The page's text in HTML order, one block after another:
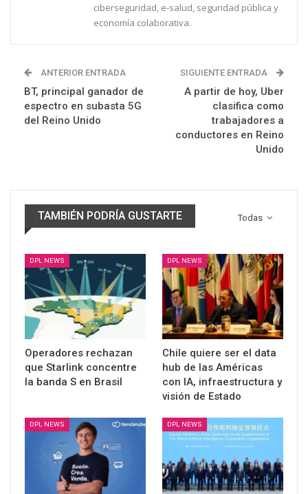
ciberseguridad, e-salud, seguridad pública y
economía colaborativa.
ANTERIOR ENTRADA
BT, principal ganador de
espectro en subasta 5G
del Reino Unido
SIGUIENTE ENTRADA
A partir de hoy, Uber
clasifica como
trabajadores a
conductores en Reino
Unido
Todas
TAMBIÉN PODRÍA GUSTARTE
DPL NEWS
Operadores rechazan
que Starlink concentre
la banda S en Brasil
DPL NEWS
Chile quiere ser el data
hub de las Américas
con IA, infraestructura y
visión de Estado
DPL NEWS DPL NEWS